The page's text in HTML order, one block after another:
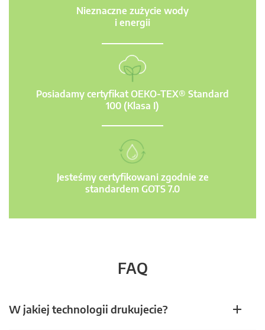
Nieznaczne zużycie wody
i energii
Posiadamy certyfikat OEKO-TEX® Standard
100 (Klasa I)
Jesteśmy certyfikowani zgodnie ze
standardem GOTS 7.0
FAQ
W jakiej technologii drukujecie?